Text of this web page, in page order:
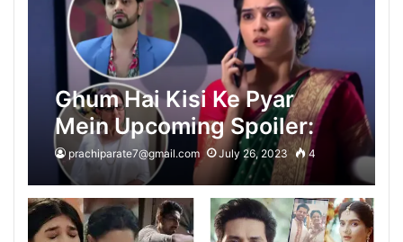
Ghum Hai Kisi Ke Pyar
Mein Upcoming Spoiler:
रीवा के धोके से टूट चूका है ईशान,
सवी को अपने करियर के लिए अपनी
खुद की शादी से भागके आने पर ईशान
ने खूब सुनाया सवी को
prachiparate7@gmail.com July 26, 2023 4